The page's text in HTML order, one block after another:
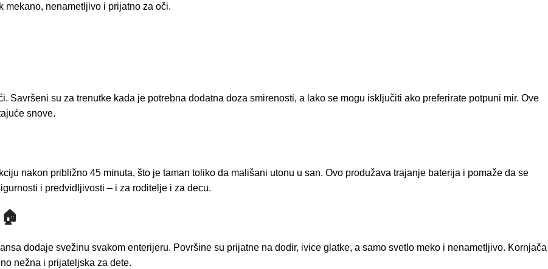
mekano, nenametljivo i prijatno za oči.
Savršeni su za trenutke kada je potrebna dodatna doza smirenosti, a lako se mogu isključiti ako preferirate potpuni mir. Ove
snove.
nakon približno 45 minuta, što je taman toliko da mališani utonu u san. Ovo produžava trajanje baterija i pomaže da se
i predvidljivosti – i za roditelje i za decu.
dodaje svežinu svakom enterijeru. Površine su prijatne na dodir, ivice glatke, a samo svetlo meko i nenametljivo. Kornjača
nežna i prijateljska za dete.